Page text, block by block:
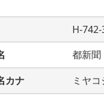
H-
都新聞
カナ
ミヤ